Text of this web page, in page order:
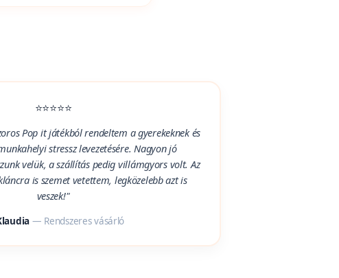
Pop it játékok?
felnőttek számára is.
⭐⭐⭐⭐⭐
Pop it játékból rendeltem a gyerekeknek és
velük, a szállítás pedig villámgyors volt. Az
is szemet vetettem, legközelebb azt is